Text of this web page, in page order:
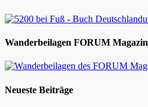
Wanderbeilagen FORUM Magazin
Neueste Beiträge